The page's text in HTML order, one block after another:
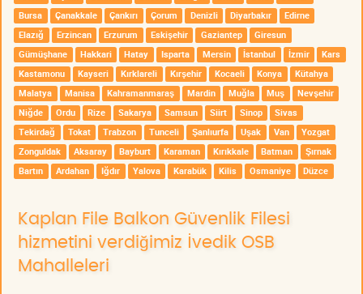
Bursa
Çanakkale Çankırı Çorum Denizli Diyarbakır
Edirne
Elazığ
Erzincan Erzurum Eskişehir Gaziantep
Giresun
Gümüşhane
Hakkari Hatay Isparta Mersin İstanbul İzmir
Kars
Kastamonu
Kayseri Kırklareli Kırşehir Kocaeli Konya
Kütahya
Malatya
Manisa Kahramanmaraş Mardin Muğla Muş
Nevşehir
Niğde
Ordu Rize Sakarya Samsun Siirt Sinop
Sivas
Tekirdağ
Tokat Trabzon Tunceli Şanlıurfa Uşak Van
Yozgat
Zonguldak
Aksaray Bayburt Karaman Kırıkkale Batman
Şırnak
Bartın
Ardahan Iğdır Yalova Karabük Kilis Osmaniye Düzce
Kaplan File Balkon Güvenlik Filesi
hizmetini verdiğimiz İvedik OSB
Mahalleleri